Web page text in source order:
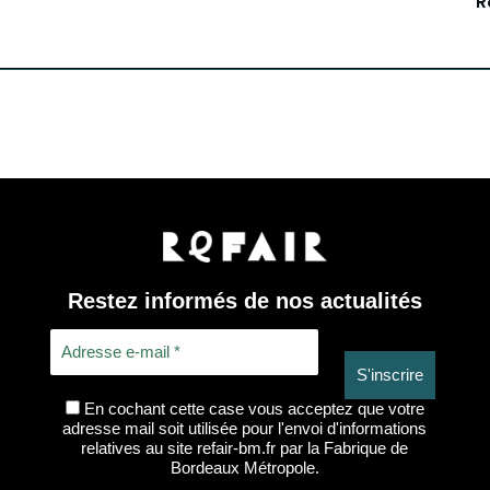
Restez informés de nos actualités
En cochant cette case vous acceptez que votre
adresse mail soit utilisée pour l'envoi d'informations
relatives au site refair-bm.fr par la Fabrique de
Bordeaux Métropole.